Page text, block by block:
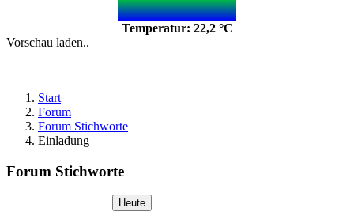
Temperatur: 22,2 °C
Vorschau laden..
Start
Forum
Forum Stichworte
Einladung
Forum Stichworte
Heute